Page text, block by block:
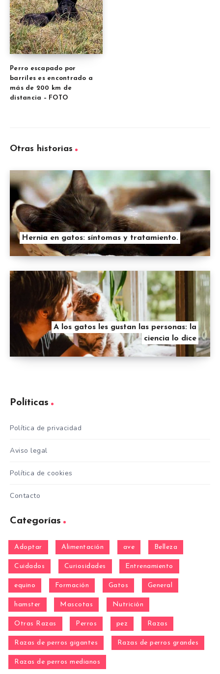
Perro escapado por
barriles es encontrado a
más de 200 km de
distancia – FOTO
Otras historias
Hernia en gatos: síntomas y tratamiento.
A los gatos les gustan las personas: la
ciencia lo dice
Políticas
Política de privacidad
Aviso legal
Política de cookies
Contacto
Categorías
Adoptar Alimentación ave Belleza
Cuidados Curiosidades Entrenamiento
equino Formación Gatos General
hamster Mascotas Nutrición
Otras Razas Perros pez Razas
Razas de perros gigantes Razas de perros grandes
Razas de perros medianos